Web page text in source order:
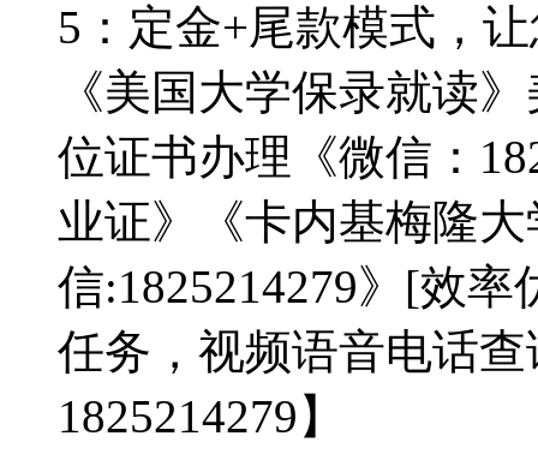
5：定金+尾款模式，
《美国大学保录就读
位证书办理《微信：
业证》《卡内基梅隆
信:1825214279》[效
任务，视频语音电话
1825214279】